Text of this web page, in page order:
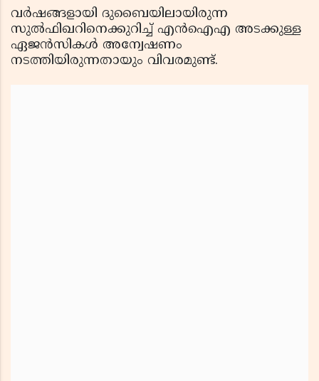
വര്‍ഷങ്ങളായി ദുബൈയിലായിരുന്ന
സുൽഫിഖറിനെക്കുറിച്ച് എന്‍ഐഎ അടക്കുള്ള
ഏജന്‍സികള്‍ അന്വേഷണം
നടത്തിയിരുന്നതായും വിവരമുണ്ട്.